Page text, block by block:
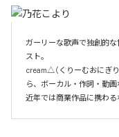
ガーリーな歌声で独創的
スト。
cream△（くりーむおにぎ
ら、ボーカル・作詞・動
近年では商業作品に携わる